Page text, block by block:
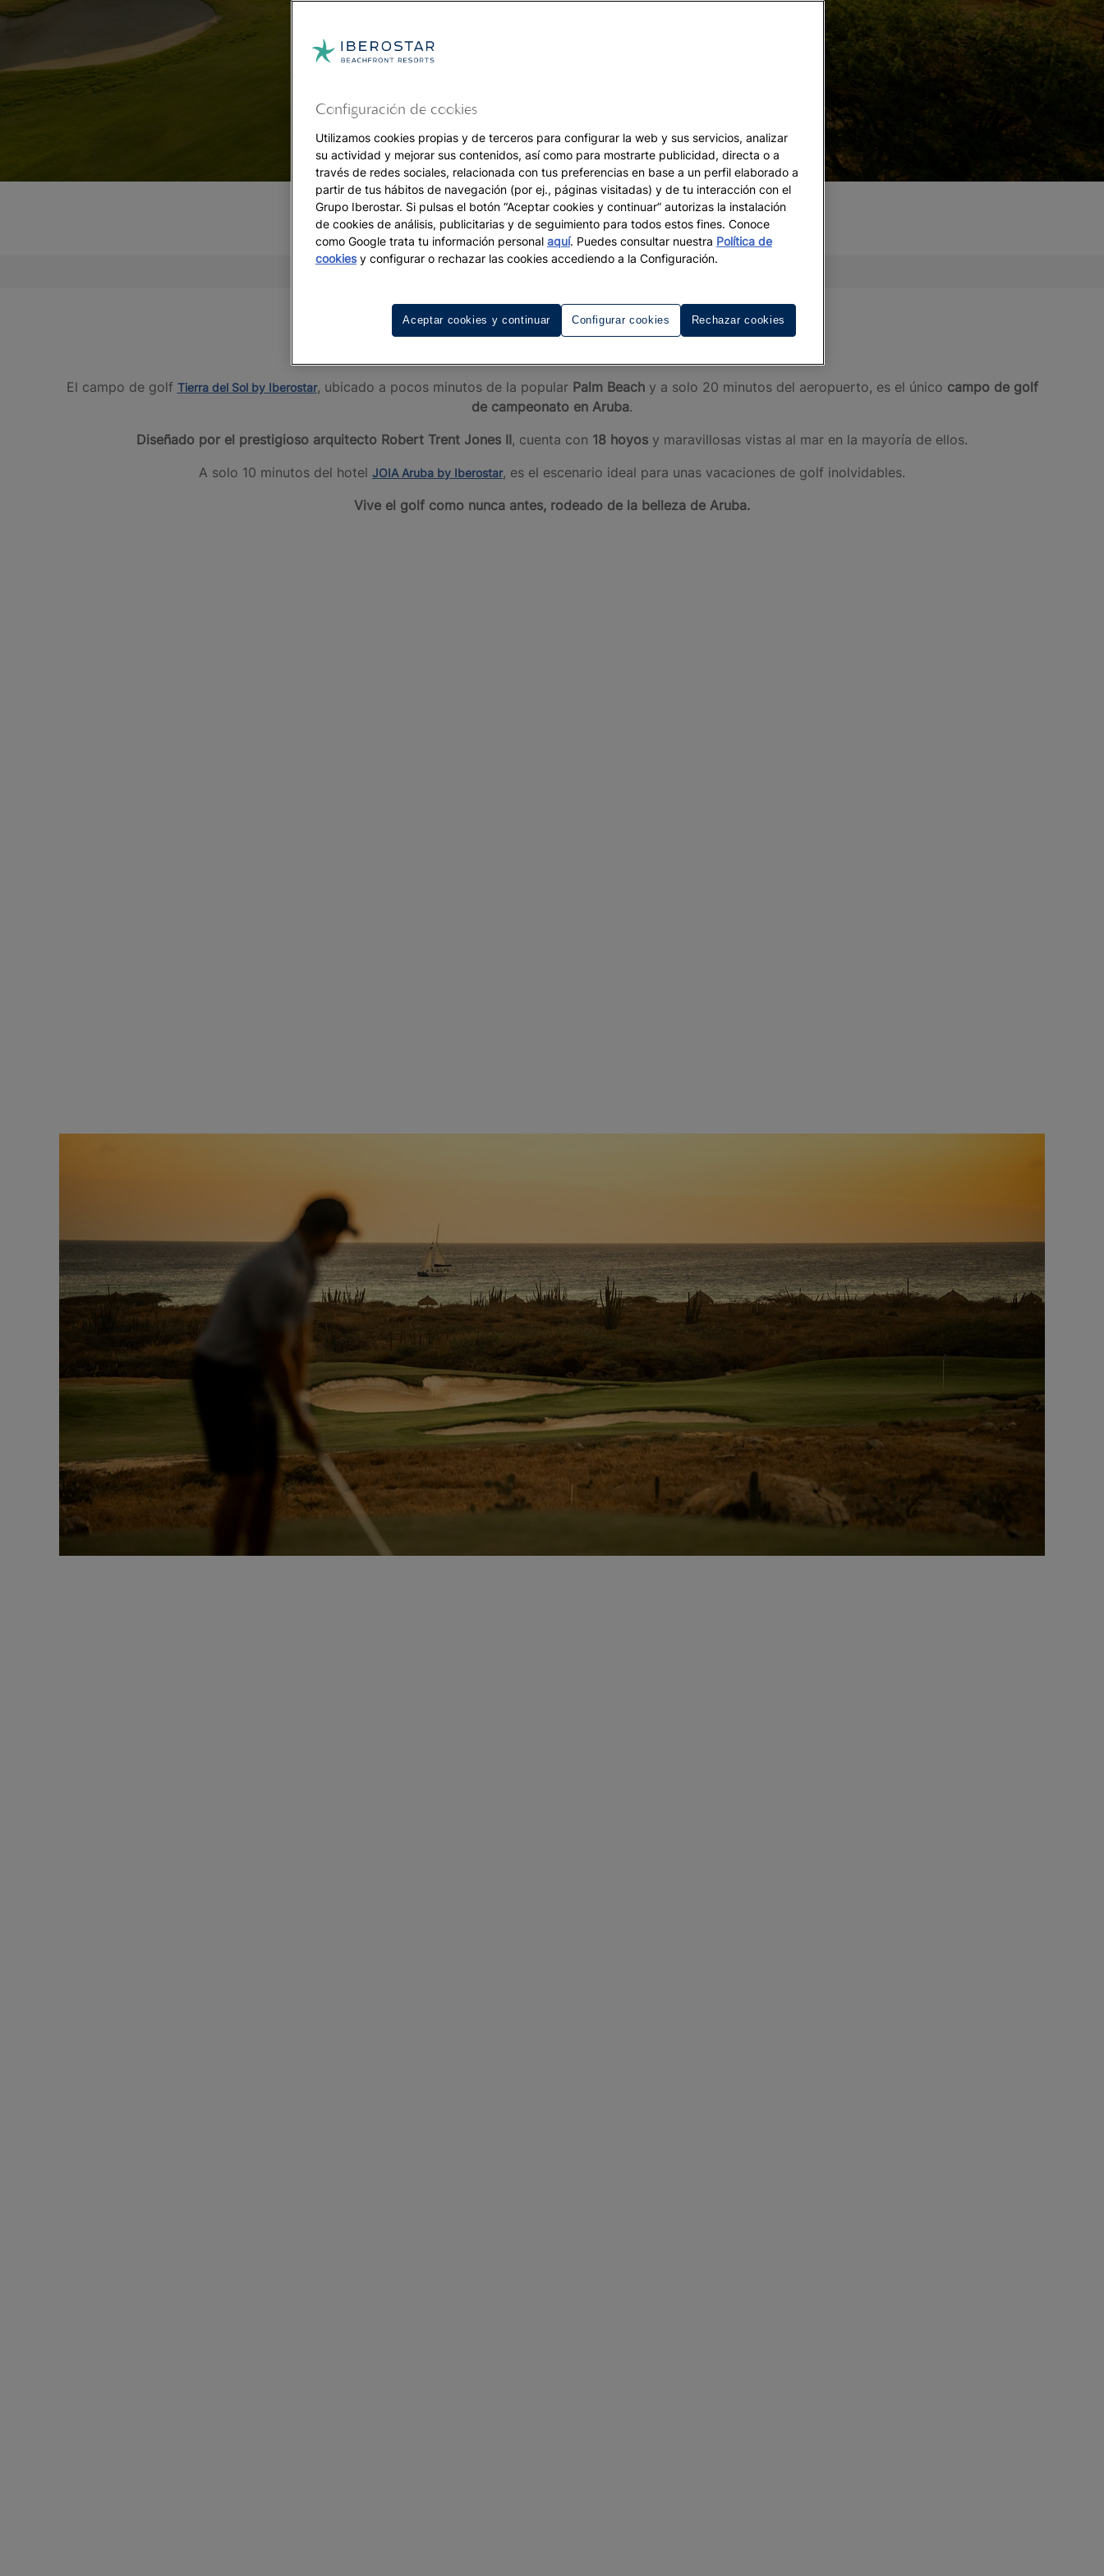
El campo de golf Tierra del Sol by Iberostar, ubicado a pocos minutos de la popular Palm Beachy a solo 20 minutos del aeropuerto, es el único campo de golf
de campeonato en Aruba.
Diseñado por el prestigioso arquitecto Robert Trent Jones II, cuenta con 18 hoyos y maravillosas vistas al mar en la mayoría de ellos.
A solo 10 minutos del hotel JOIA Aruba by Iberostar, es el escenario ideal para unas vacaciones de golf inolvidables.
Vive el golf como nunca antes, rodeado de la belleza de Aruba.
Configuración de cookies
Utilizamos cookies propias y de terceros para configurar la web y sus servicios, analizar
su actividad y mejorar sus contenidos, así como para mostrarte publicidad, directa o a
través de redes sociales, relacionada con tus preferencias en base a un perfil elaborado a
partir de tus hábitos de navegación (por ej., páginas visitadas) y de tu interacción con el
Grupo Iberostar. Si pulsas el botón “Aceptar cookies y continuar” autorizas la instalación
de cookies de análisis, publicitarias y de seguimiento para todos estos fines. Conoce
como Google trata tu información personal aquí. Puedes consultar nuestra Política de
cookiesy configurar o rechazar las cookies accediendo a la Configuración.
Configurar cookies Rechazar cookies
Aceptar cookies y continuar